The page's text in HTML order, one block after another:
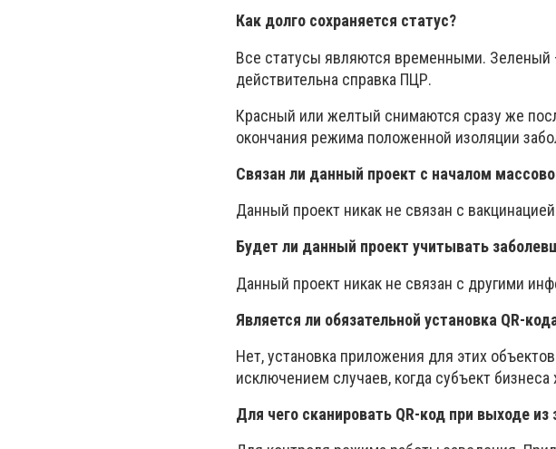
Как долго сохраняется статус?
Все статусы являются временными. Зеленый
действительна справка ПЦР.
Красный или желтый снимаются сразу же
окончания режима положенной изоляции
Связан ли данный проект с началом
Данный проект никак не связан с
Будет ли данный проект учитывать
Данный проект никак не связан с другими
Является ли обязательной установка QR-
Нет, установка приложения для этих
исключением случаев, когда субъект
Для чего сканировать QR-код при выходе из